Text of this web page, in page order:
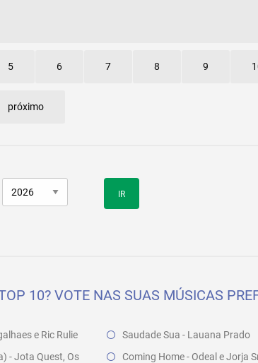
5 6 7 8 9
próximo
IR
10? VOTE NAS SUAS MÚSICAS
e Ric Rulie
Saudade Sua - Lauana Prado
- Jota Quest, Os
Coming Home - Odeal e Jorja